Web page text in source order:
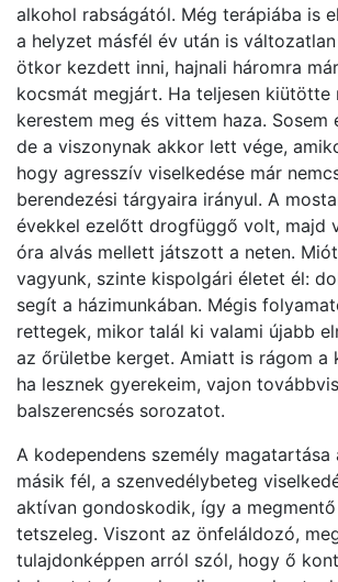
alkohol rabságától. Még terápiába is
a helyzet másfél év után is
ötkor kezdett inni, hajnali háromra
kocsmát megjárt. Ha teljesen kiütötte
kerestem meg és vittem haza. Sosem
de a viszonynak akkor lett vége,
hogy agresszív viselkedése már
berendezési tárgyaira irányul. A
évekkel ezelőtt drogfüggő volt, majd
óra alvás mellett játszott a neten.
vagyunk, szinte kispolgári életet él:
segít a házimunkában. Mégis
rettegek, mikor talál ki valami újabb
az őrületbe kerget. Amiatt is rágom a
ha lesznek gyerekeim, vajon
balszerencsés sorozatot.
A kodependens személy magatartása
másik fél, a szenvedélybeteg
aktívan gondoskodik, így a
tetszeleg. Viszont az önfeláldozó,
tulajdonképpen arról szól, hogy ő